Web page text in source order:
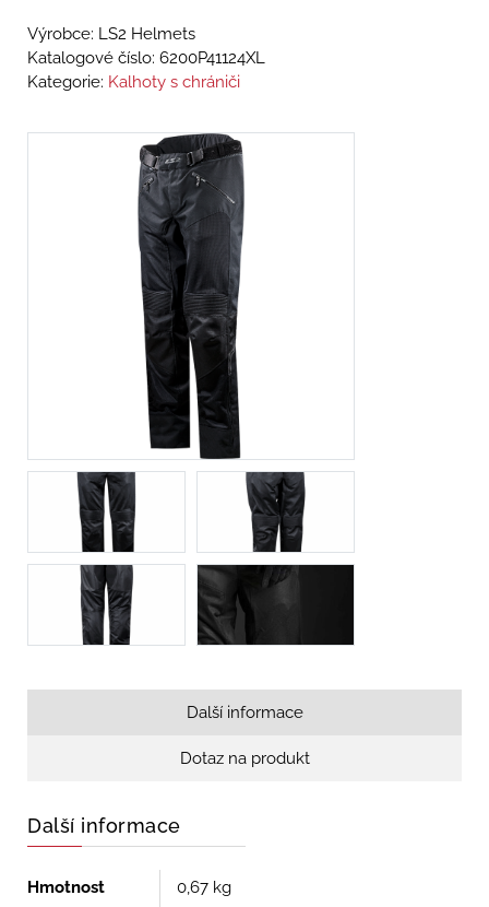
Výrobce: LS2 Helmets
Katalogové číslo: 6200P41124XL
Kategorie: Kalhoty s chrániči
Další informace
Dotaz na produkt
Další informace
Hmotnost 0,67 kg